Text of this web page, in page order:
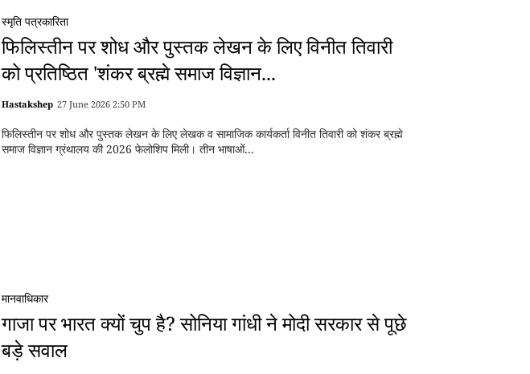
स्मृति पत्रकारिता
फिलिस्तीन पर शोध और पुस्तक लेखन के लिए विनीत तिवारी
को प्रतिष्ठित 'शंकर ब्रह्मे समाज विज्ञान...
Hastakshep 27 June 2026 2:50 PM
फिलिस्तीन पर शोध और पुस्तक लेखन के लिए लेखक व सामाजिक कार्यकर्ता विनीत तिवारी को शंकर ब्रह्मे
समाज विज्ञान ग्रंथालय की 2026 फेलोशिप मिली। तीन भाषाओं...
मानवाधिकार
गाजा पर भारत क्यों चुप है? सोनिया गांधी ने मोदी सरकार से पूछे
बड़े सवाल